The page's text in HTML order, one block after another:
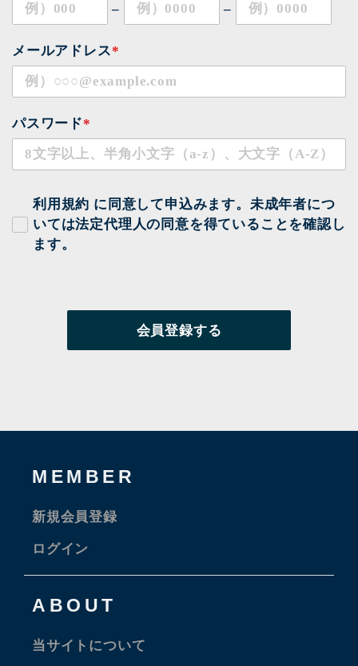
– –
メールアドレス*
パスワード*
利用規約 に同意して申込みます。未成年者につ
いては法定代理人の同意を得ていることを確認し
ます。
MEMBER
新規会員登録
ログイン
ABOUT
当サイトについて